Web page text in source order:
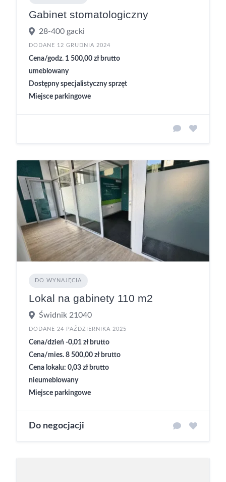
Gabinet stomatologiczny
28-400 gacki
DODANE 12 GRUDNIA 2024
Cena/godz. 1 500,00 zł brutto
umeblowany
Dostępny specjalistyczny sprzęt
Miejsce parkingowe
DO WYNAJĘCIA
Lokal na gabinety 110 m2
Świdnik 21040
DODANE 24 PAŹDZIERNIKA 2025
Cena/dzień -0,01 zł brutto
Cena/mies. 8 500,00 zł brutto
Cena lokalu: 0,03 zł brutto
nieumeblowany
Miejsce parkingowe
Do negocjacji